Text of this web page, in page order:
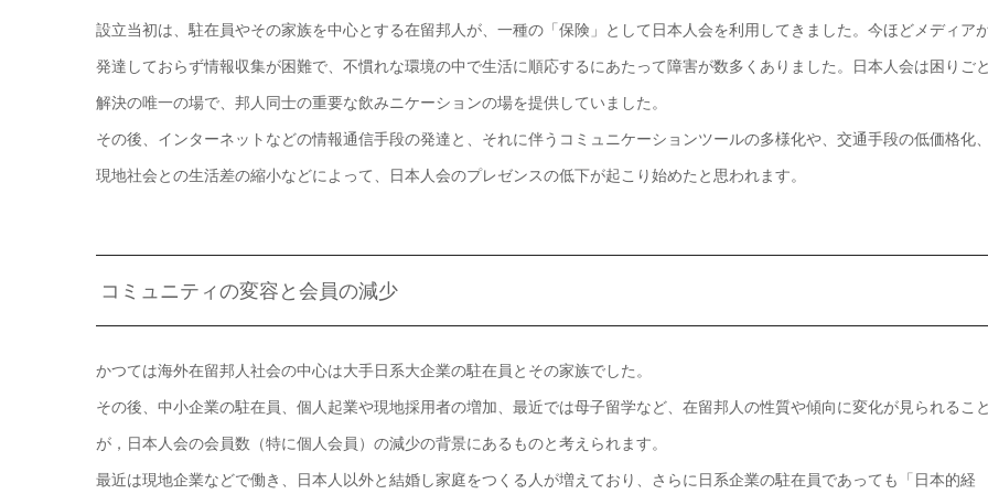
設立当初は、駐在員やその家族を中心とする在留邦人が、一種の「保険」として日本人会を利用してきました。今ほどメディア
発達しておらず情報収集が困難で、不慣れな環境の中で生活に順応するにあたって障害が数多くありました。日本人会は困りごと
解決の唯一の場で、邦人同士の重要な飲みニケーションの場を提供していました。
その後、インターネットなどの情報通信手段の発達と、それに伴うコミュニケーションツールの多様化や、交通手段の低価格化、
現地社会との生活差の縮小などによって、日本人会のプレゼンスの低下が起こり始めたと思われます。
コミュニティの変容と会員の減少
かつては海外在留邦人社会の中心は大手日系大企業の駐在員とその家族でした。
その後、中小企業の駐在員、個人起業や現地採用者の増加、最近では母子留学など、在留邦人の性質や傾向に変化が見られること
が，日本人会の会員数（特に個人会員）の減少の背景にあるものと考えられます。
最近は現地企業などで働き、日本人以外と結婚し家庭をつくる人が増えており、さらに日系企業の駐在員であっても「日本的経